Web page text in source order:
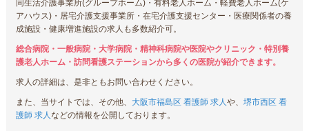
同生活介護事業所(グループホーム)・有料老人ホーム・軽費老人ホーム(ケ
アハウス)・居宅介護支援事業所・在宅介護支援センター・医療関係者の養
成施設・健康増進施設の求人も多数紹介可。
総合病院・一般病院・大学病院・精神科病院や医院やクリニック・特別養
護老人ホーム・訪問看護ステーションから多くの医院が紹介できます。
求人の詳細は、是非ともお問い合わせください。
また、当サイトでは、その他、 大阪市福島区 看護師 求人や、 堺市西区 看
護師 求人などの情報を公開しております。